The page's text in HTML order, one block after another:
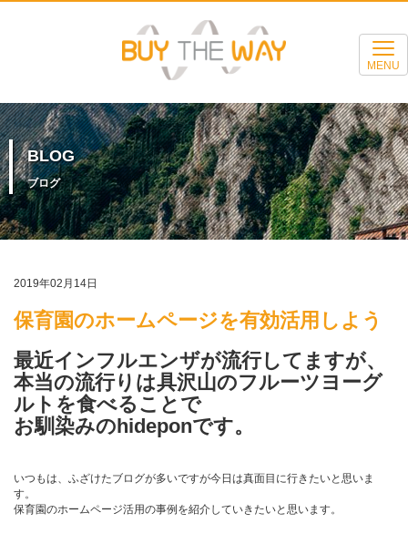
MENU
BLOG
ブログ
2019年02月14日
保育園のホームページを有効活用しよう
最近インフルエンザが流行してますが、
本当の流行りは具沢山のフルーツヨーグ
ルトを食べることで
お馴染みのhideponです。
いつもは、ふざけたブログが多いですが今日は真面目に行きたいと思いま
す。
保育園のホームページ活用の事例を紹介していきたいと思います。